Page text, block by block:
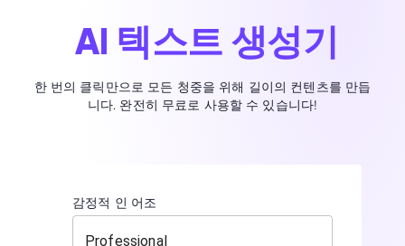
AI 텍스트 생성기
한 번의 클릭만으로 모든 청중을 위해 길이의 컨텐츠를 만듭
니다. 완전히 무료로 사용할 수 있습니다!
감정적 인 어조